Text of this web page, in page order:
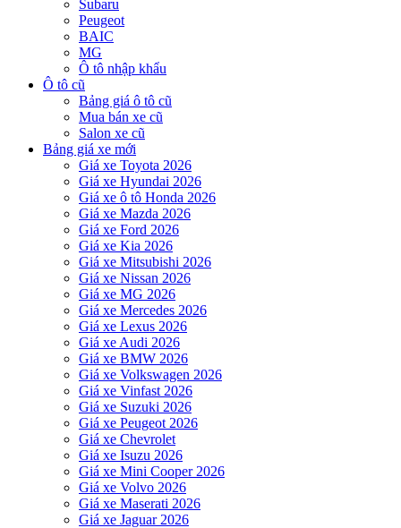
Subaru
Peugeot
BAIC
MG
Ô tô nhập khẩu
Ô tô cũ
Bảng giá ô tô cũ
Mua bán xe cũ
Salon xe cũ
Bảng giá xe mới
Giá xe Toyota 2026
Giá xe Hyundai 2026
Giá xe ô tô Honda 2026
Giá xe Mazda 2026
Giá xe Ford 2026
Giá xe Kia 2026
Giá xe Mitsubishi 2026
Giá xe Nissan 2026
Giá xe MG 2026
Giá xe Mercedes 2026
Giá xe Lexus 2026
Giá xe Audi 2026
Giá xe BMW 2026
Giá xe Volkswagen 2026
Giá xe Vinfast 2026
Giá xe Suzuki 2026
Giá xe Peugeot 2026
Giá xe Chevrolet
Giá xe Isuzu 2026
Giá xe Mini Cooper 2026
Giá xe Volvo 2026
Giá xe Maserati 2026
Giá xe Jaguar 2026